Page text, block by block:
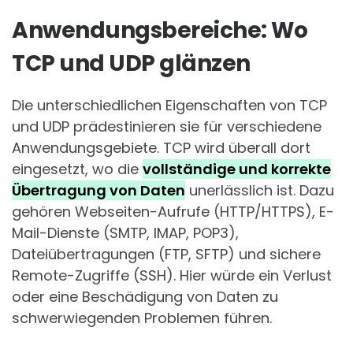
Anwendungsbereiche: Wo
TCP und UDP glänzen
Die unterschiedlichen Eigenschaften von TCP
und UDP prädestinieren sie für verschiedene
Anwendungsgebiete. TCP wird überall dort
eingesetzt, wo die vollständige und korrekte
Übertragung von Daten unerlässlich ist. Dazu
gehören Webseiten-Aufrufe (HTTP/HTTPS), E-
Mail-Dienste (SMTP, IMAP, POP3),
Dateiübertragungen (FTP, SFTP) und sichere
Remote-Zugriffe (SSH). Hier würde ein Verlust
oder eine Beschädigung von Daten zu
schwerwiegenden Problemen führen.